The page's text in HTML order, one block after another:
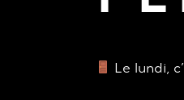
Le lundi,